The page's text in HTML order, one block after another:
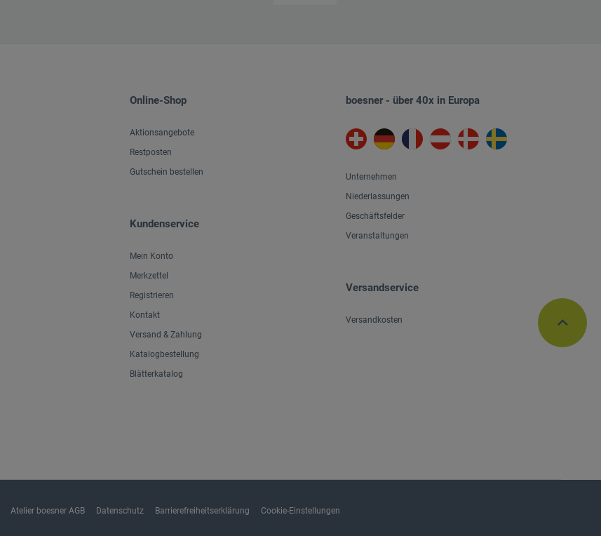
Online-Shop
Aktionsangebote
Restposten
Gutschein bestellen
Kundenservice
Mein Konto
Merkzettel
Registrieren
Kontakt
Versand & Zahlung
Katalogbestellung
Blätterkatalog
boesner - über 40x in Europa
Unternehmen
Niederlassungen
Geschäftsfelder
Veranstaltungen
Versandservice
Versandkosten
Atelier boesner AGB Datenschutz Barrierefreiheitserklärung Cookie-Einstellungen